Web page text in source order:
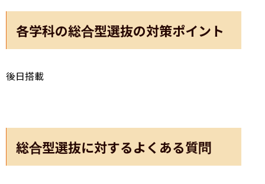
各学科の総合型選抜の対策ポイント
後日搭載
総合型選抜に対するよくある質問